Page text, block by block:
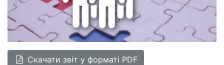
Cкачати звіт у форматі PDF